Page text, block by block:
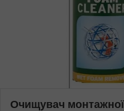
Очищувач